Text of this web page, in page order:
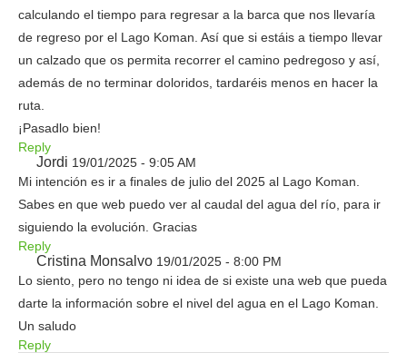
calculando el tiempo para regresar a la barca que nos llevaría
de regreso por el Lago Koman. Así que si estáis a tiempo llevar
un calzado que os permita recorrer el camino pedregoso y así,
además de no terminar doloridos, tardaréis menos en hacer la
ruta.
¡Pasadlo bien!
Reply
Jordi 19/01/2025 - 9:05 AM
Mi intención es ir a finales de julio del 2025 al Lago Koman.
Sabes en que web puedo ver al caudal del agua del río, para ir
siguiendo la evolución. Gracias
Reply
Cristina Monsalvo 19/01/2025 - 8:00 PM
Lo siento, pero no tengo ni idea de si existe una web que pueda
darte la información sobre el nivel del agua en el Lago Koman.
Un saludo
Reply